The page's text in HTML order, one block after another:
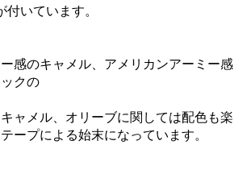
付いています。
感のキャメル、アメリカンアーミー感
クの
ャメル、オリーブに関しては配色も楽
ープによる始末になっています。